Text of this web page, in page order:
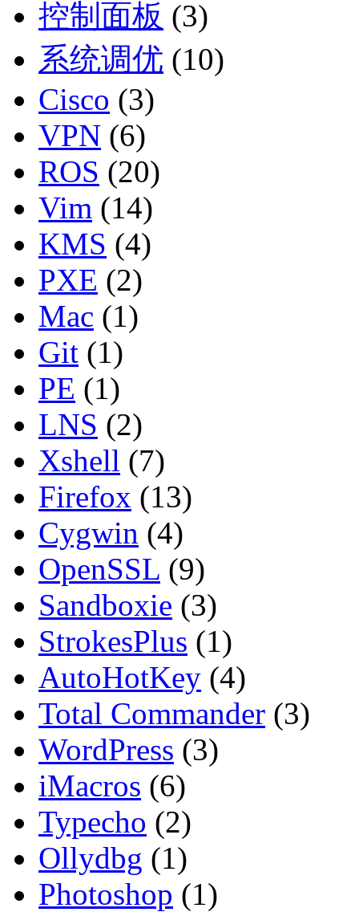
控制面板 (3)
系统调优 (10)
Cisco (3)
VPN (6)
ROS (20)
Vim (14)
KMS (4)
PXE (2)
Mac (1)
Git (1)
PE (1)
LNS (2)
Xshell (7)
Firefox (13)
Cygwin (4)
OpenSSL (9)
Sandboxie (3)
StrokesPlus (1)
AutoHotKey (4)
Total Commander (3)
WordPress (3)
iMacros (6)
Typecho (2)
Ollydbg (1)
Photoshop (1)